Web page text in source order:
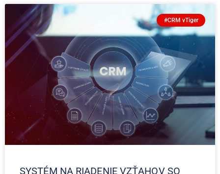
#CRM vTiger
SYSTÉM NA RIADENIE VZŤAHOV SO